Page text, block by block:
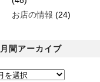
お店の情報 (24)
月間アーカイブ